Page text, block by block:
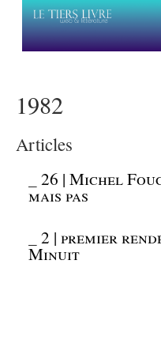
1982
Articles
_26 | Michel
mais pas
_2 | premier
Minuit